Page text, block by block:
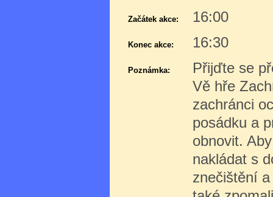
Začátek akce: 16:00
Konec akce: 16:30
Poznámka:
Přijďte se
Vě hře
zachránci
posádku a
obnovit.
nakládat s
znečištění